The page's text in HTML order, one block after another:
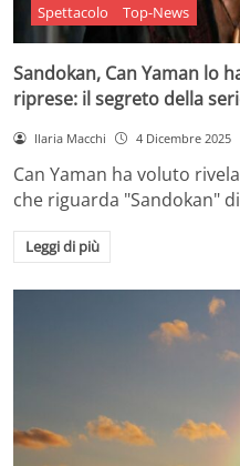
Spettacolo Top-News
Sandokan, Can Yaman lo
riprese: il segreto della
Ilaria Macchi 4 Dicembre 2025
Can Yaman ha voluto
che riguarda "Sandokan"
Leggi di più